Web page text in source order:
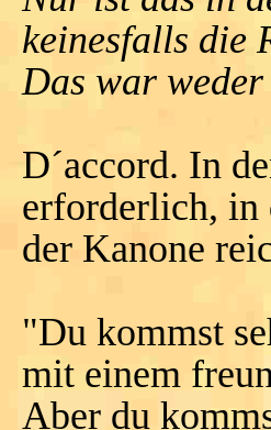
keinesfalls die
Das war
D´accord. In
erforderlich, in
der Kanone
"Du kommst
mit einem
Aber du